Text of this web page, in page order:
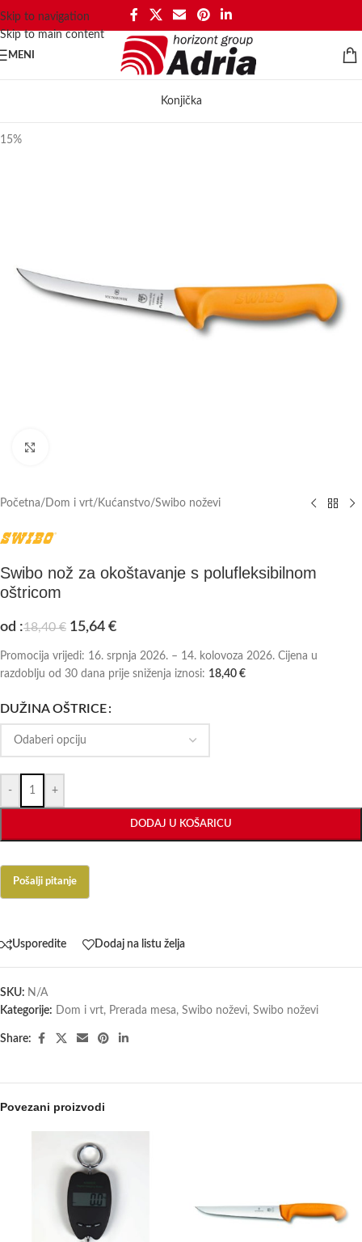
Skip to navigation
Skip to main content
MENI
Konjička
15%
Početna/ Dom i vrt/ Kućanstvo/Swibo noževi
Swibo nož za okoštavanje s polufleksibilnom
oštricom
od :18,40€ 15,64 €
Promocija vrijedi: 16. srpnja 2026. – 14. kolovoza 2026. Cijena u
razdoblju od 30 dana prije sniženja iznosi: 18,40 €
DUŽINA OŠTRICE
- +
DODAJ U KOŠARICU
Usporedite Dodaj na listu želja
SKU: N/A
Kategorije: Dom i vrt, Prerada mesa, Swibo noževi, Swibo noževi
Share:
Povezani proizvodi